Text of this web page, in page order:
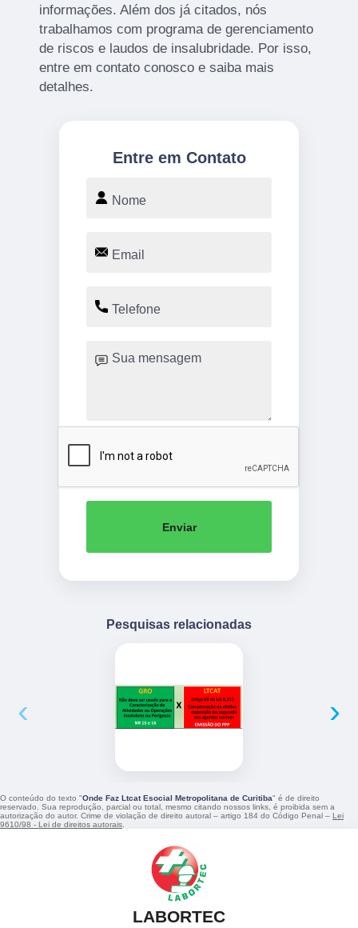
informações. Além dos já citados, nós
trabalhamos com programa de gerenciamento
de riscos e laudos de insalubridade. Por isso,
entre em contato conosco e saiba mais
detalhes.
Entre em Contato
Enviar
Pesquisas relacionadas
‹ ›
O conteúdo do texto "Onde Faz Ltcat Esocial Metropolitana de Curitiba" é de direito
reservado. Sua reprodução, parcial ou total, mesmo citando nossos links, é proibida sem a
autorização do autor. Crime de violação de direito autoral – artigo 184 do Código Penal – Lei
9610/98 - Lei de direitos autorais
LABORTEC